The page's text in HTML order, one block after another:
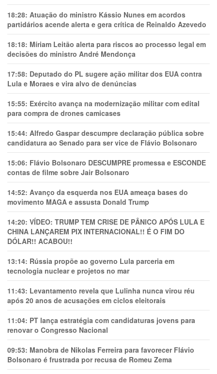
18:28: Atuação do ministro Kássio Nunes em acordos
partidários acende alerta e gera crítica de Reinaldo Azevedo
18:18: Míriam Leitão alerta para riscos ao processo legal em
decisões do ministro André Mendonça
17:58: Deputado do PL sugere ação militar dos EUA contra
Lula e Moraes e vira alvo de denúncias
15:55: Exército avança na modernização militar com edital
para compra de drones camicases
15:44: Alfredo Gaspar descumpre declaração pública sobre
candidatura ao Senado para ser vice de Flávio Bolsonaro
15:06: Flávio Bolsonaro DESCUMPRE promessa e ESCONDE
contas de filme sobre Jair Bolsonaro
14:52: Avanço da esquerda nos EUA ameaça bases do
movimento MAGA e assusta Donald Trump
14:20: VÍDEO: TRUMP TEM CRlSE DE PÂNlCO APÓS LULA E
CHINA LANÇAREM PIX INTERNACIONAL!! É O FIM DO
DÓLAR!! ACABOU!!
13:14: Rússia propõe ao governo Lula parceria em
tecnologia nuclear e projetos no mar
11:43: Levantamento revela que Lulinha nunca virou réu
após 20 anos de acusações em ciclos eleitorais
11:04: PT lança estratégia com candidaturas jovens para
renovar o Congresso Nacional
09:53: Manobra de Nikolas Ferreira para favorecer Flávio
Bolsonaro é frustrada por recusa de Romeu Zema